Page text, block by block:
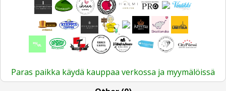
Paras paikka käydä kauppaa verkossa ja myymälöissä